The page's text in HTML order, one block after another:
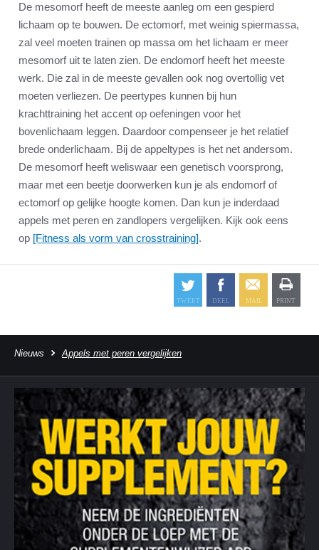
De mesomorf heeft de meeste aanleg om een gespierd
lichaam op te bouwen. De ectomorf, met weinig spiermassa,
zal veel moeten trainen op massa om het lichaam er meer
mesomorf uit te laten zien. De endomorf heeft het meeste
werk. Die zal in de meeste gevallen ook nog overtollig vet
moeten verliezen. De peertypes kunnen bij hun
krachttraining het accent op oefeningen voor het
bovenlichaam leggen. Daardoor compenseer je het relatief
brede onderlichaam. Bij de appeltypes is het net andersom.
De mesomorf heeft weliswaar een genetisch voorsprong,
maar met een beetje doorwerken kun je als endomorf of
ectomorf op gelijke hoogte komen. Dan kun je inderdaad
appels met peren en zandlopers vergelijken. Kijk ook eens
op [Fitness als vorm van crosstraining].
Nieuws Appels met peren vergelijken